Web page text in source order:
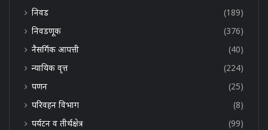
निवड
(189)
निवडणूक
(376)
नैसर्गिक आपत्ती
(40)
न्यायिक वृत्त
(224)
पणन
(25)
परिवहन विभाग
(8)
पर्यटन व तीर्थक्षेत्र
(99)